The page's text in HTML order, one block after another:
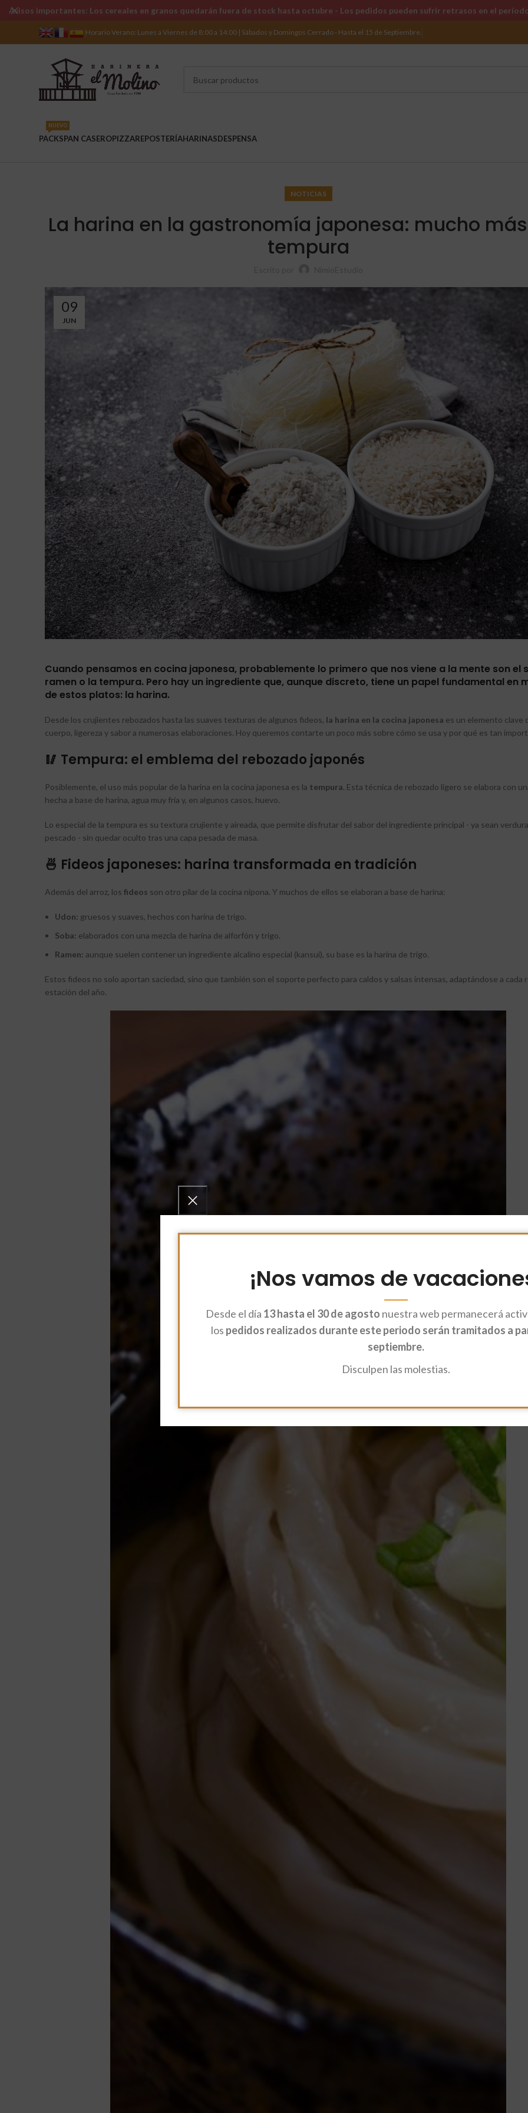
¡Nos vamos de
Desde el día 13 hasta el 30 de agosto nuestra web permanecerá
los pedidos realizados durante este periodo serán tramitados a
septiembre.
Disculpen las molestias.
Horario Verano: Lunes a Viernes de 8:00 a 14:00 | Sábados y Domingos Cerrado - Hasta el 15 de Septiembre.
PACKS
NUEVO
PAN CASEROPIZZAREPOSTERÍAHARINASDESPENSA
NOTICIAS
La harina en la gastronomía japonesa: mucho
tempura
09
JUN
Cuando pensamos en cocina japonesa, probablemente lo primero que nos viene a la mente son el
ramen o la tempura. Pero hay un ingrediente que, aunque discreto, tiene un papel fundamental en
de estos platos: la harina.
Desde los crujientes rebozados hasta las suaves texturas de algunos fideos, la harina en la cocina japonesa es un elemento clave
cuerpo, ligereza y sabor a numerosas elaboraciones. Hoy queremos contarte un poco más sobre cómo se usa y por qué es tan
🥢 Tempura: el emblema del rebozado japonés
Posiblemente, el uso más popular de la harina en la cocina japonesa es la tempura. Esta técnica de rebozado ligero se elabora con
hecha a base de harina, agua muy fría y, en algunos casos, huevo.
Lo especial de la tempura es su textura crujiente y aireada, que permite disfrutar del sabor del ingrediente principal - ya sean
pescado - sin quedar oculto tras una capa pesada de masa.
🍜 Fideos japoneses: harina transformada en tradición
Además del arroz, los fideos son otro pilar de la cocina nipona. Y muchos de ellos se elaboran a base de harina:
Udon: gruesos y suaves, hechos con harina de trigo.
Soba: elaborados con una mezcla de harina de alforfón y trigo.
Ramen: aunque suelen contener un ingrediente alcalino especial (kansui), su base es la harina de trigo.
Estos fideos no solo aportan saciedad, sino que también son el soporte perfecto para caldos y salsas intensas, adaptándose a cada
estación del año.
Avisos importantes: Los cereales en granos quedarán fuera de stock hasta octubre - Los pedidos pueden sufrir retrasos en el